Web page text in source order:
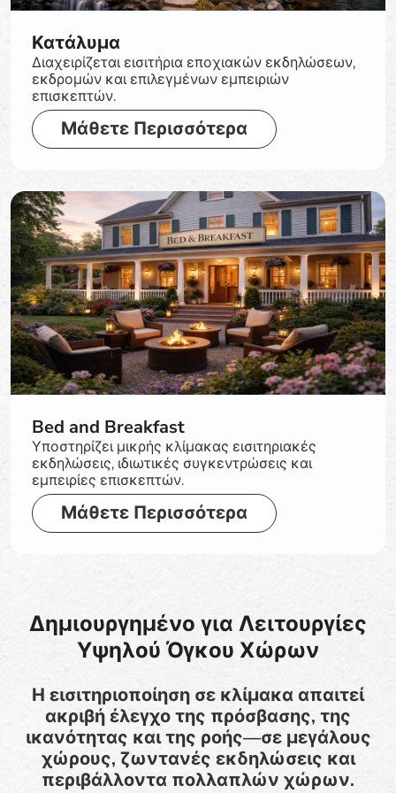
Κατάλυμα
Διαχειρίζεται εισιτήρια εποχιακών εκδηλώσεων,
εκδρομών και επιλεγμένων εμπειριών
επισκεπτών.
Μάθετε Περισσότερα
Bed and Breakfast
Υποστηρίζει μικρής κλίμακας εισιτηριακές
εκδηλώσεις, ιδιωτικές συγκεντρώσεις και
εμπειρίες επισκεπτών.
Μάθετε Περισσότερα
Δημιουργημένο για Λειτουργίες
Υψηλού Όγκου Χώρων
Η εισιτηριοποίηση σε κλίμακα απαιτεί
ακριβή έλεγχο της πρόσβασης, της
ικανότητας και της ροής—σε μεγάλους
χώρους, ζωντανές εκδηλώσεις και
περιβάλλοντα πολλαπλών χώρων.